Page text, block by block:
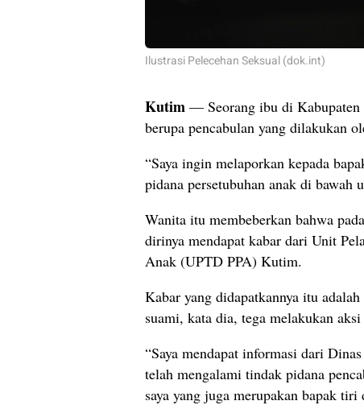
Ilustrasi Pelecehan Seksual (dok.int)
Kutim — Seorang ibu di
berupa pencabulan yang dilakukan
“Saya ingin melaporkan kepada
pidana persetubuhan anak di bawah
Wanita itu membeberkan bahwa
dirinya mendapat kabar dari Unit
Anak (UPTD PPA) Kutim.
Kabar yang didapatkannya itu
suami, kata dia, tega melakukan
“Saya mendapat informasi dari
telah mengalami tindak pidana
saya yang juga merupakan bapak tiri